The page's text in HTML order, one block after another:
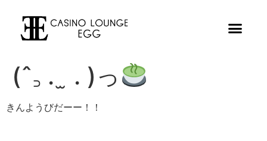
(ˆ꜆ . ̫ . )っ
きんようびだーー！！